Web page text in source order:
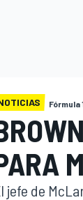
Fórmula
jefe de